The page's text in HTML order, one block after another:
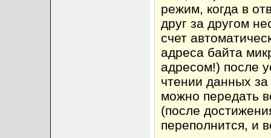
режим, когда в
друг за другом
счет
адреса байта
адресом!) после
чтении данных
можно передать
(после
переполнится, и